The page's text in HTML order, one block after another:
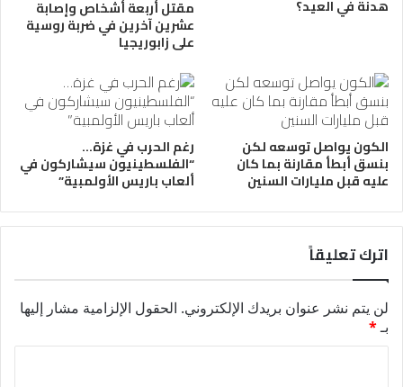
هدنة في العيد؟ مقتل أربعة أشخاص وإصابة
عشرين آخرين في ضربة روسية
على زابوريجيا
الكون يواصل توسعه لكن
بنسق أبطأ مقارنة بما كان
عليه قبل مليارات السنين
رغم الحرب في غزة…
“الفلسطينيون سيشاركون في
ألعاب باريس الأولمبية”
اترك تعليقاً
لن يتم نشر عنوان بريدك الإلكتروني. الحقول الإلزامية مشار إليها
بـ*